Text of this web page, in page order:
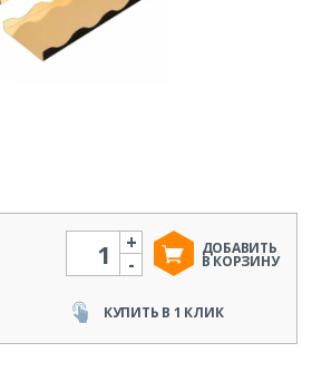
Количество
-
+ ДОБАВИТЬ
В КОРЗИНУ
КУПИТЬ В 1 КЛИК